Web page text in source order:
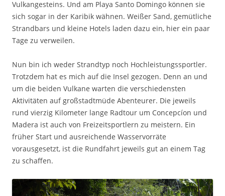
Vulkangesteins. Und am Playa Santo Domingo können sie
sich sogar in der Karibik wähnen. Weißer Sand, gemütliche
Strandbars und kleine Hotels laden dazu ein, hier ein paar
Tage zu verweilen.
Nun bin ich weder Strandtyp noch Hochleistungssportler.
Trotzdem hat es mich auf die Insel gezogen. Denn an und
um die beiden Vulkane warten die verschiedensten
Aktivitäten auf großstadtmüde Abenteurer. Die jeweils
rund vierzig Kilometer lange Radtour um Concepcíon und
Madera ist auch von Freizeitsportlern zu meistern. Ein
früher Start und ausreichende Wasservorräte
vorausgesetzt, ist die Rundfahrt jeweils gut an einem Tag
zu schaffen.